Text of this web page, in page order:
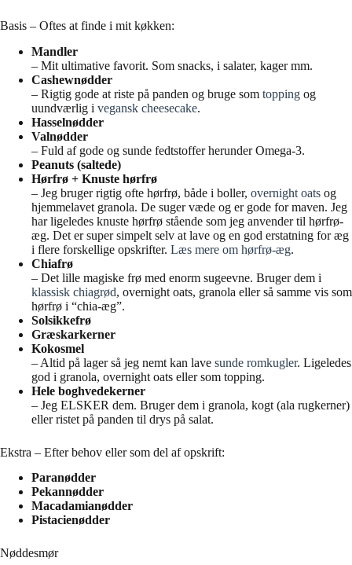
Basis – Oftes at finde i mit køkken:
Mandler
– Mit ultimative favorit. Som snacks, i salater, kager mm.
Cashewnødder
– Rigtig gode at riste på panden og bruge som topping og
uundværlig i vegansk cheesecake.
Hasselnødder
Valnødder
– Fuld af gode og sunde fedtstoffer herunder Omega-3.
Peanuts (saltede)
Hørfrø + Knuste hørfrø
– Jeg bruger rigtig ofte hørfrø, både i boller, overnight oats og
hjemmelavet granola. De suger væde og er gode for maven. Jeg
har ligeledes knuste hørfrø stående som jeg anvender til hørfrø-
æg. Det er super simpelt selv at lave og en god erstatning for æg
i flere forskellige opskrifter. Læs mere om hørfrø-æg.
Chiafrø
– Det lille magiske frø med enorm sugeevne. Bruger dem i
klassisk chiagrød, overnight oats, granola eller så samme vis som
hørfrø i “chia-æg”.
Solsikkefrø
Græskarkerner
Kokosmel
– Altid på lager så jeg nemt kan lave sunde romkugler. Ligeledes
god i granola, overnight oats eller som topping.
Hele boghvedekerner
– Jeg ELSKER dem. Bruger dem i granola, kogt (ala rugkerner)
eller ristet på panden til drys på salat.
Ekstra – Efter behov eller som del af opskrift:
Paranødder
Pekannødder
Macadamianødder
Pistacienødder
Nøddesmør